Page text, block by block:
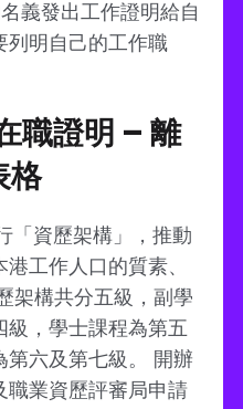
義發出工作證明給自
列明自己的工作職
職證明 – 離
格
「資歷架構」，推動
工作人口的質素、
架構共分五級，副學
級，學士課程為第五
第六及第七級。 開辦
職業資歷評審局申請